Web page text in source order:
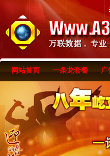
网站首页 一条龙套餐 广